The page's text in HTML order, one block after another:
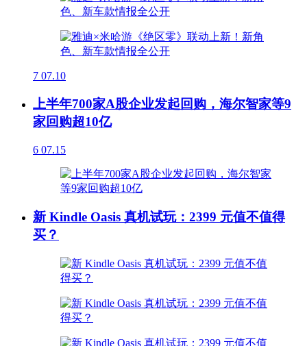
7 07.10
上半年700家A股企业发起回购，海尔智家等9
家回购超10亿
6 07.15
新 Kindle Oasis 真机试玩：2399 元值不值得
买？